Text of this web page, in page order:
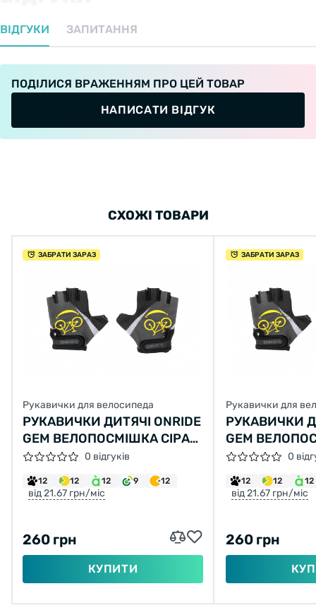
ВІДГУКИ ЗАПИТАННЯ
ПОДІЛИСЯ ВРАЖЕННЯМ ПРО ЦЕЙ ТОВАР
НАПИСАТИ ВІДГУК
СХОЖІ ТОВАРИ
ЗАБРАТИ ЗАРАЗ
Рукавички для велосипеда
РУКАВИЧКИ ДИТЯЧІ ONRIDE
GEM ВЕЛОПОСМІШКА СІРА
11-12 ЖОВТИЙ
0 відгуків
12 12 12 9 12
від 21.67 грн/міс
260 грн
КУПИТИ
ЗАБРАТИ ЗАРАЗ
Рукавички для
РУКАВИЧКИ
GEM
3-4 ЖОВТИЙ
0
12 12 12
від 21.67 грн/міс
260 грн